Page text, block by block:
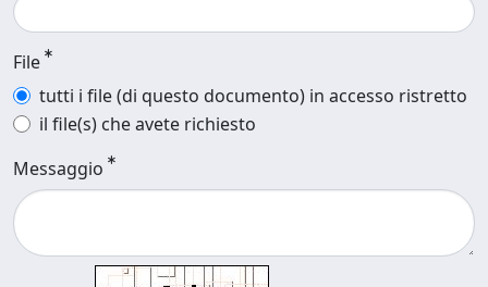
File
tutti i file (di questo documento) in accesso ristretto
il file(s) che avete richiesto
Messaggio